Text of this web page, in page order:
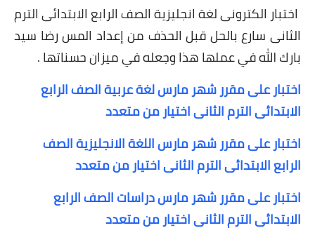
اختبار الكترونى لغة انجليزية الصف الرابع الابتدائى الترم
الثانى سارع بالحل قبل الحذف من إعداد المس رضا سيد
بارك الله في عملها هذا وجعله في ميزان حسناتها .
اختبار على مقرر شهر مارس لغة عربية الصف الرابع
الابتدائى الترم الثانى اختيار من متعدد
اختبار على مقرر شهر مارس اللغة الانجليزية الصف
الرابع الابتدائى الترم الثانى اختيار من متعدد
اختبار على مقرر شهر مارس دراسات الصف الرابع
الابتدائى الترم الثانى اختيار من متعدد